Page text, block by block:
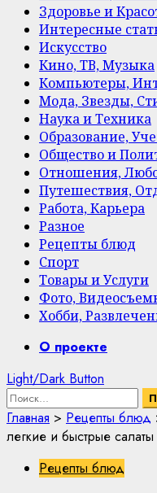
Здоровье и
Интересные
Искусство
Кино, ТВ, Музыка
Компьютеры,
Мода, Звезды,
Наука и Техника
Образование,
Общество и
Отношения,
Путешествия,
Работа, Карьера
Разное
Рецепты блюд
Спорт
Товары и Услуги
Фото,
Хобби,
PrimaryО проекте
Light/Dark Button
Найти:
Главная > Рецепты блюд
легкие и быстрые
Рецепты блюд